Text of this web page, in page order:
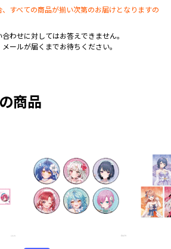
すべての商品が揃い次第のお届けとなりますの
わせに対してはお答えできません。
ールが届くまでお待ちください。
商品